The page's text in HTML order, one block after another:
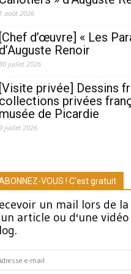
1 août 2026
[Chef d’œuvre] « Les
d’Auguste Renoir
juillet 2026
[Visite privée] Dessins
collections privées
musée de Picardie
juillet 2026
VOUS ! C'est gratuit
un mail lors de
article ou d'une